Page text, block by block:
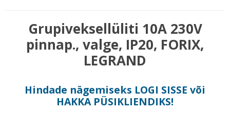
Grupiveksellüliti 10A 230V
pinnap., valge, IP20, FORIX,
LEGRAND
Hindade nägemiseks LOGI SISSE või
HAKKA PÜSIKLIENDIKS!